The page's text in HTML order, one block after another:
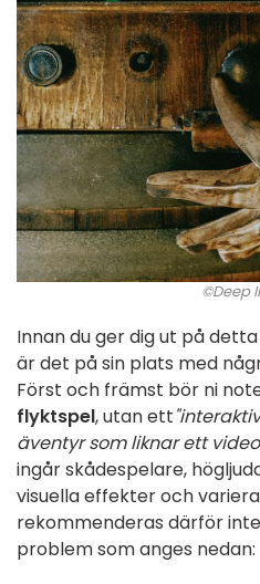
©Deep
Innan du ger dig ut på
är det på sin plats med
Först och främst bör ni
flyktspel, utan ett
äventyr som liknar ett
ingår skådespelare,
visuella effekter och
rekommenderas därför
problem som anges nedan: